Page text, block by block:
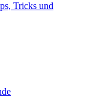
Tricks und